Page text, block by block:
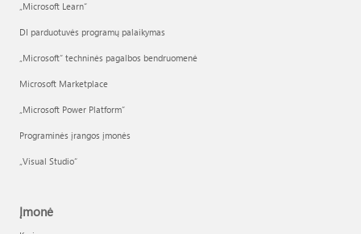
„Microsoft Learn“
DI parduotuvės programų palaikymas
„Microsoft“ techninės pagalbos bendruomenė
Microsoft Marketplace
„Microsoft Power Platform“
Programinės įrangos įmonės
„Visual Studio“
Įmonė